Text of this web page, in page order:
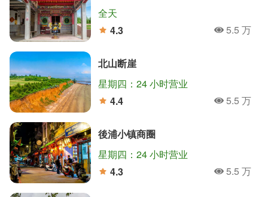
全天
4.3
人氣5.5 万
北山断崖
星期四：24 小时营业
4.4
人氣5.5 万
後浦小镇商圈
星期四：24 小时营业
4.3
人氣5.5 万